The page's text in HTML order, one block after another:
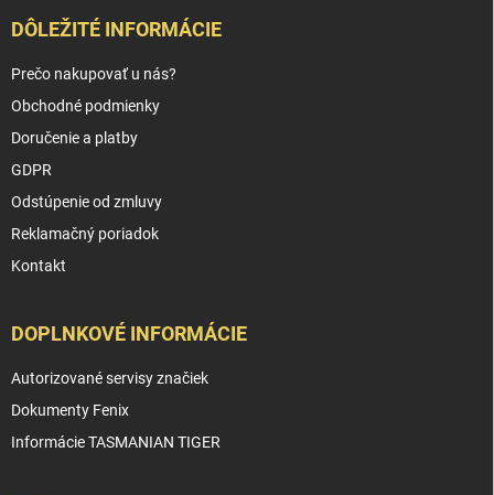
DÔLEŽITÉ INFORMÁCIE
Prečo nakupovať u nás?
Obchodné podmienky
Doručenie a platby
GDPR
Odstúpenie od zmluvy
Reklamačný poriadok
Kontakt
DOPLNKOVÉ INFORMÁCIE
Autorizované servisy značiek
Dokumenty Fenix
Informácie TASMANIAN TIGER